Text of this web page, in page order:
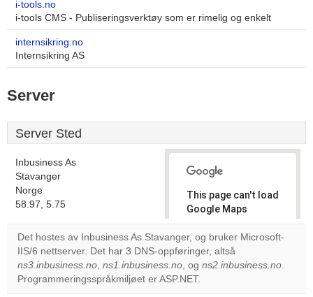
i-tools.no
i-tools CMS - Publiseringsverktøy som er rimelig og enkelt
internsikring.no
Internsikring AS
Server
Server Sted
Inbusiness As
Stavanger
Norge
58.97, 5.75
This page can't load
Google Maps
correctly.
Do you
own this
website?
OK
Det hostes av Inbusiness As Stavanger, og bruker Microsoft-
IIS/6 nettserver. Det har 3 DNS-oppføringer, altså
ns3.inbusiness.no, ns1.inbusiness.no, og ns2.inbusiness.no.
Programmeringsspråkmiljøet er ASP.NET.